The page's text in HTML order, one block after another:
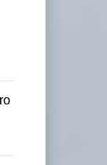
Volaris abrirá
Washin ...